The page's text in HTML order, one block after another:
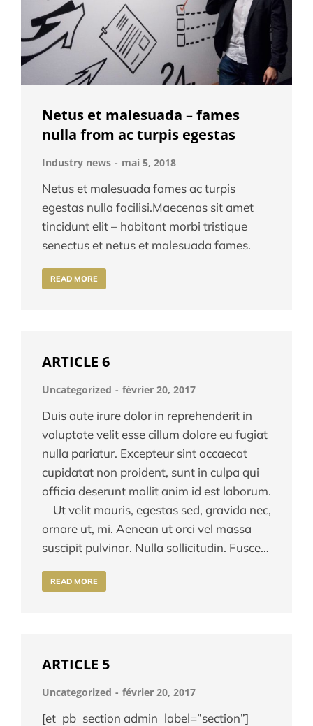
Netus et malesuada – fames
nulla from ac turpis egestas
Industry news mai 5, 2018
Netus et malesuada fames ac turpis
egestas nulla facilisi.Maecenas sit amet
tincidunt elit – habitant morbi tristique
senectus et netus et malesuada fames.
READ MORE
ARTICLE 6
Uncategorized février 20, 2017
Duis aute irure dolor in reprehenderit in
voluptate velit esse cillum dolore eu fugiat
nulla pariatur. Excepteur sint occaecat
cupidatat non proident, sunt in culpa qui
officia deserunt mollit anim id est laborum.
Ut velit mauris, egestas sed, gravida nec,
ornare ut, mi. Aenean ut orci vel massa
suscipit pulvinar. Nulla sollicitudin. Fusce…
READ MORE
ARTICLE 5
Uncategorized février 20, 2017
[et_pb_section admin_label=”section”]